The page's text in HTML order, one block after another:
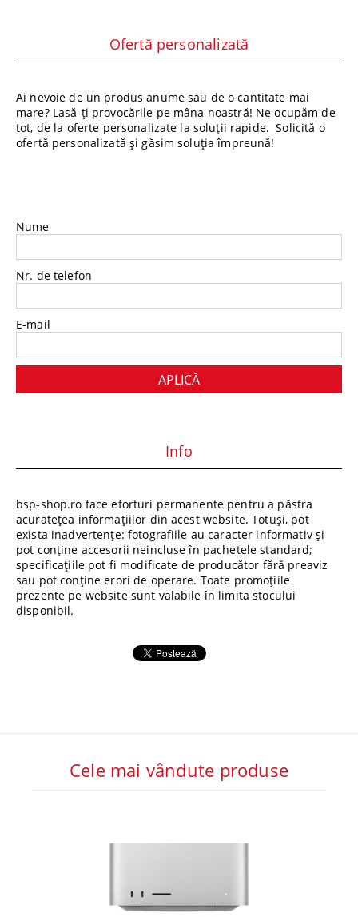
Ofertă personalizată
Ai nevoie de un produs anume sau de o cantitate mai
mare? Lasă-ți provocările pe mâna noastră! Ne ocupăm de
tot, de la oferte personalizate la soluții rapide. Solicită o
ofertă personalizată și găsim soluția împreună!
Nume
Nr. de telefon
E-mail
Info
bsp-shop.ro face eforturi permanente pentru a păstra
acuratețea informațiilor din acest website. Totuși, pot
exista inadvertențe: fotografiile au caracter informativ și
pot conține accesorii neincluse în pachetele standard;
specificațiile pot fi modificate de producător fără preaviz
sau pot conține erori de operare. Toate promoțiile
prezente pe website sunt valabile în limita stocului
disponibil.
Cele mai vândute produse